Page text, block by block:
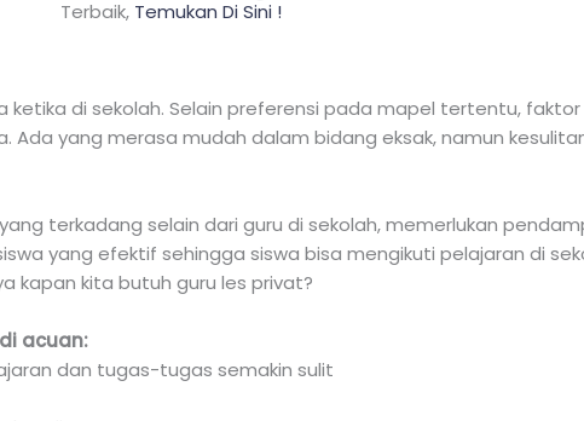
Terbaik, Temukan Di Sini !
di sekolah. Selain preferensi pada mapel tertentu, faktor
yang merasa mudah dalam bidang eksak, namun
terkadang selain dari guru di sekolah, memerlukan
yang efektif sehingga siswa bisa mengikuti pelajaran di
kapan kita butuh guru les privat?
acuan:
dan tugas-tugas semakin sulit